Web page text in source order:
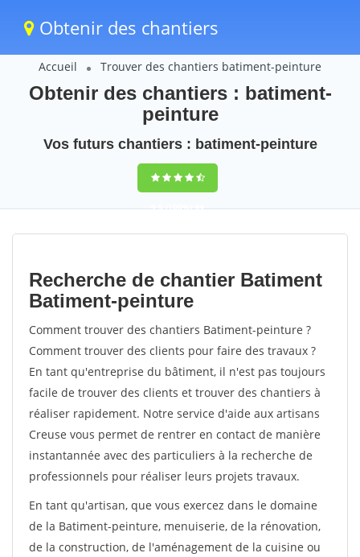
Obtenir des chantiers
Accueil Trouver des chantiers batiment-peinture
Obtenir des chantiers : batiment-
peinture
Vos futurs chantiers : batiment-peinture
9,5(100%)44
votes
Recherche de chantier Batiment
Batiment-peinture
Comment trouver des chantiers Batiment-peinture ?
Comment trouver des clients pour faire des travaux ?
En tant qu'entreprise du bâtiment, il n'est pas toujours
facile de trouver des clients et trouver des chantiers à
réaliser rapidement. Notre service d'aide aux artisans
Creuse vous permet de rentrer en contact de manière
instantannée avec des particuliers à la recherche de
professionnels pour réaliser leurs projets travaux.
En tant qu'artisan, que vous exercez dans le domaine
de la Batiment-peinture, menuiserie, de la rénovation,
de la construction, de l'aménagement de la cuisine ou